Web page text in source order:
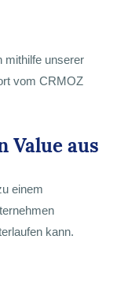
mithilfe unserer
vom CRMOZ
Value aus
einem
kann.